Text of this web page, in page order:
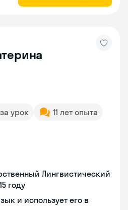
урок
11 лет опыта
Лингвистический
году
и использует его в